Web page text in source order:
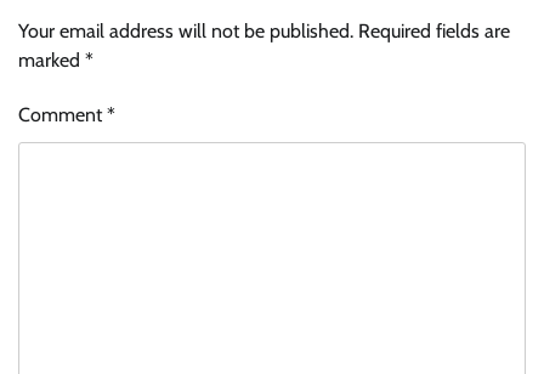
Your email address will not be published. Required fields are
marked *
Comment*